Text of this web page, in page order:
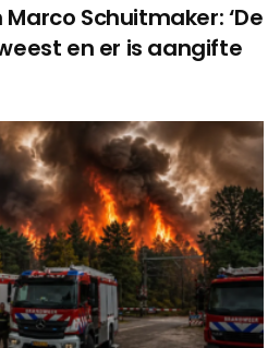
Schuitmaker: ‘De
en er is aangifte